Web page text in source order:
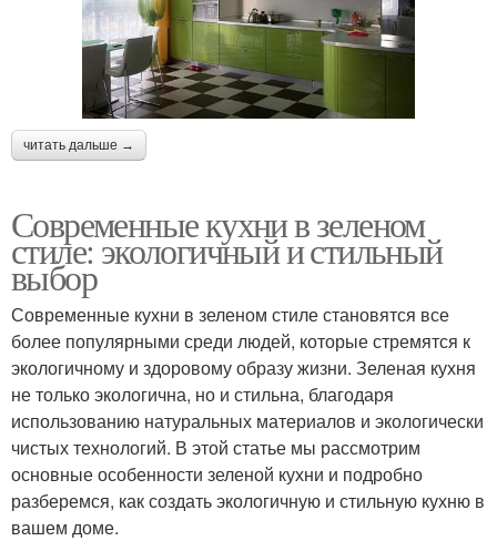
читать дальше →
Современные кухни в зеленом
стиле: экологичный и стильный
выбор
Современные кухни в зеленом стиле становятся все
более популярными среди людей, которые стремятся к
экологичному и здоровому образу жизни. Зеленая кухня
не только экологична, но и стильна, благодаря
использованию натуральных материалов и экологически
чистых технологий. В этой статье мы рассмотрим
основные особенности зеленой кухни и подробно
разберемся, как создать экологичную и стильную кухню в
вашем доме.